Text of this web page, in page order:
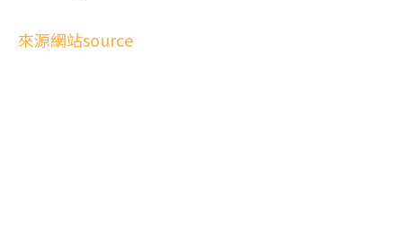
來源網站source